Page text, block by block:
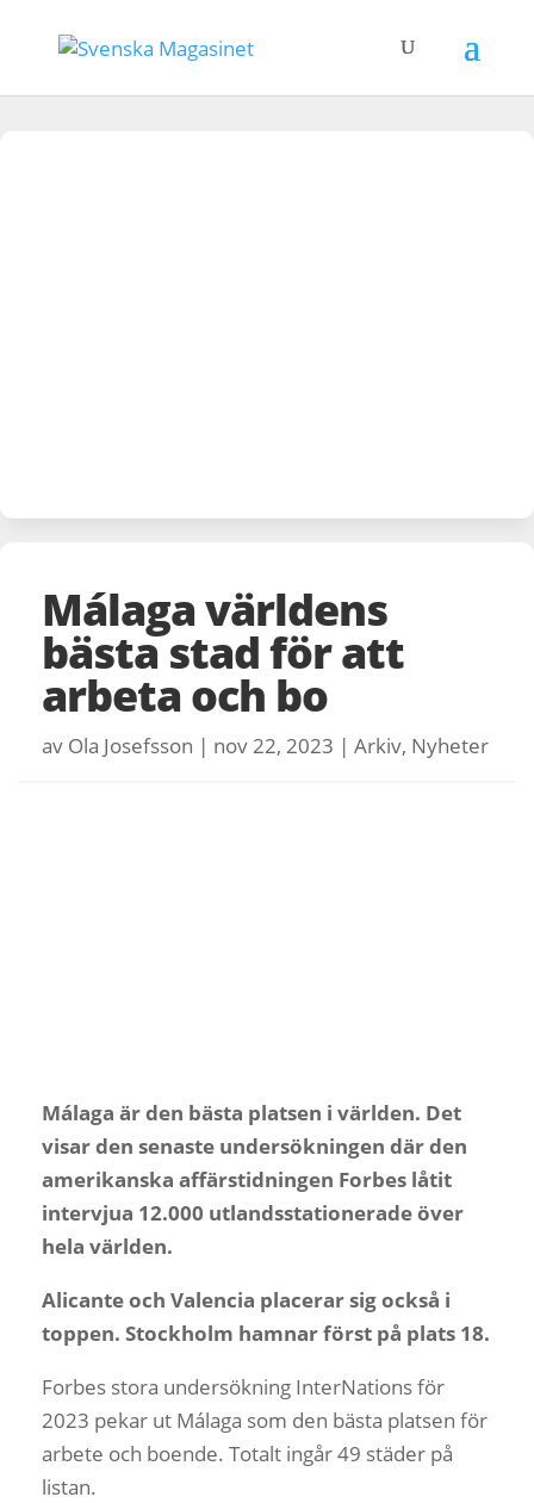
Málaga världens
bästa stad för att
arbeta och bo
av Ola Josefsson | nov 22, 2023 | Arkiv, Nyheter
Málaga är den bästa platsen i världen. Det
visar den senaste undersökningen där den
amerikanska affärstidningen Forbes låtit
intervjua 12.000 utlandsstationerade över
hela världen.
Alicante och Valencia placerar sig också i
toppen. Stockholm hamnar först på plats 18.
Forbes stora undersökning InterNations för
2023 pekar ut Málaga som den bästa platsen för
arbete och boende. Totalt ingår 49 städer på
listan.